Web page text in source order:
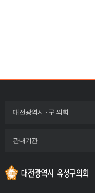
대전광역시 · 구 의회
관내기관